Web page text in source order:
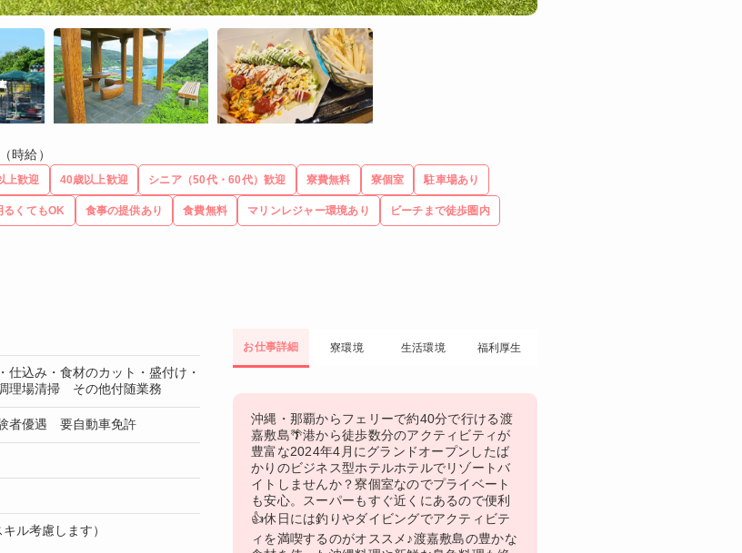
（時給）
上歓迎 40歳以上歓迎 シニア（50代・60代）歓迎 寮費無料 寮個室 駐車場あり
るくてもOK 食事の提供あり 食費無料 マリンレジャー環境あり ビーチまで徒歩圏内
お仕事詳細 寮環境 生活環境 福利厚生
沖縄・那覇からフェリーで約40分で行ける渡
嘉敷島🌴港から徒歩数分のアクティビティが
豊富な2024年4月にグランドオープンしたば
かりのビジネス型ホテルホテルでリゾートバ
イトしませんか？寮個室なのでプライベート
も安心。スーパーもすぐ近くにあるので便利
👍休日には釣りやダイビングでアクティビテ
ィを満喫するのがオススメ♪渡嘉敷島の豊かな
仕込み・食材のカット・盛付け・
理場清掃 その他付随業務
者優遇 要自動車免許
ル考慮します）